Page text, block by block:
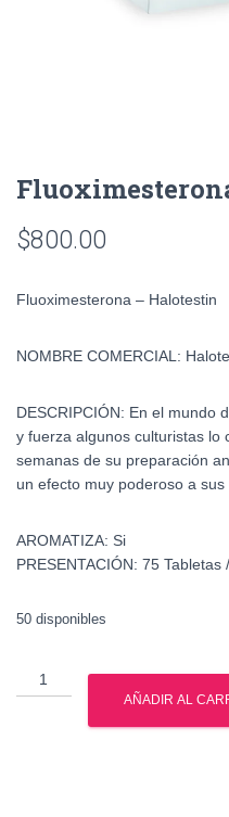
$800.00
Fluoximesterona – Halotestin
NOMBRE COMERCIAL:
DESCRIPCIÓN: En el mundo
y fuerza algunos culturistas lo
semanas de su preparación
un efecto muy poderoso a sus
AROMATIZA: Si
PRESENTACIÓN: 75 Tabletas
50 disponibles
Fluoximesterona
-
Halotestin
AÑADIR AL